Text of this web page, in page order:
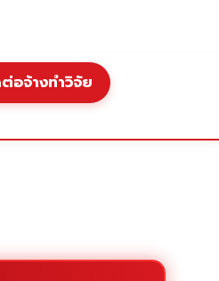
อจ้างทำวิจัย